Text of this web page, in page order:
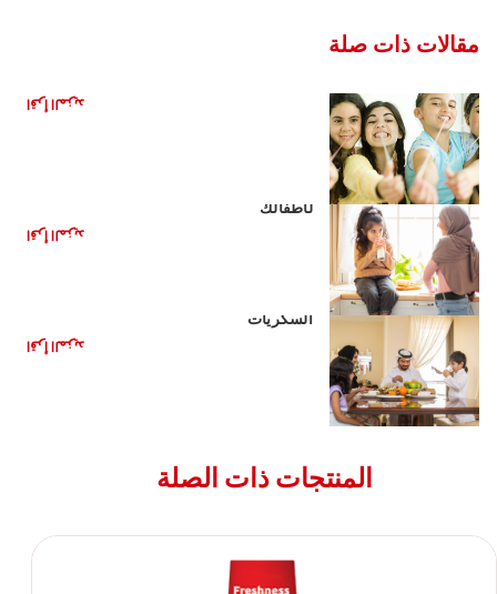
مقالات ذات صلة
اقرأ المزيد
لأطفالك
اقرأ المزيد
السكريات
اقرأ المزيد
المنتجات ذات الصلة